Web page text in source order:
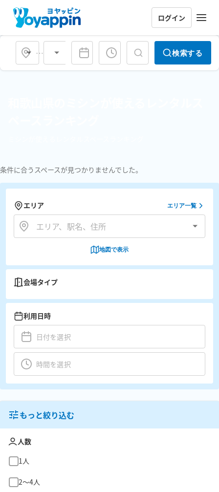
ログイン
会場タイプ 検索する
条件に合うスペースが見つかりませんでした。
エリア エリア一覧
地図で表示
会場タイプ
利用日時
もっと絞り込む
人数
1人
2〜4人